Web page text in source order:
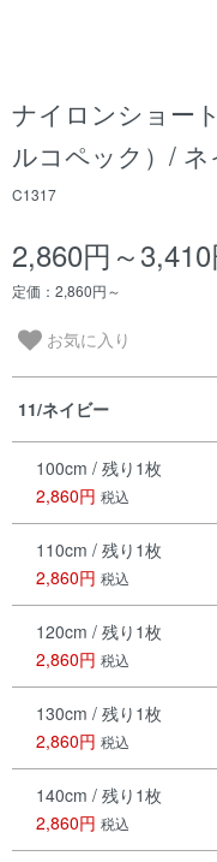
ナイロンショー
ルコペック）/ ネ
C1317
2,860円～
定価：2,860円～
お気に入り
11/ネイビー
100cm / 残り1枚
2,860円 税込
110cm / 残り1枚
2,860円 税込
120cm / 残り1枚
2,860円 税込
130cm / 残り1枚
2,860円 税込
140cm / 残り1枚
2,860円 税込